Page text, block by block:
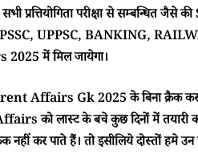
परीक्षा से सम्बन्धित जैसे
UPPSC, BANKING,
में मिल जायेगा।
Affairs Gk 2025 के बिना क्रैक
को लास्ट के बचे कुछ दिनों में
नहीं कर पाते हैं। तो इसीलिये दोस्तों हमे